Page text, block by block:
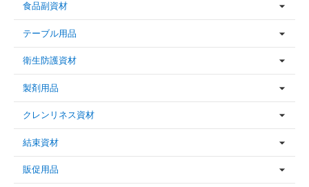
食品副資材
テーブル用品
衛生防護資材
製剤用品
クレンリネス資材
結束資材
販促用品